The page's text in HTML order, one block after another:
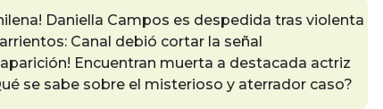
Daniella Campos es despedida tras violenta
Canal debió cortar la señal
Encuentran muerta a destacada actriz
se sabe sobre el misterioso y aterrador caso?